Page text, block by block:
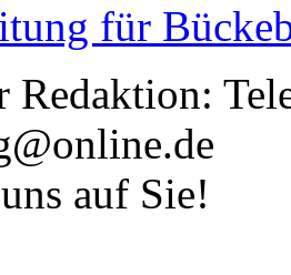
für
Redaktion:
auf Sie!